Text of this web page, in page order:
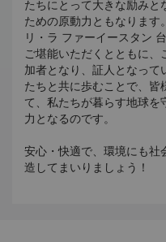
たちにとって大きな励みと
ための原動力ともなりま
リ・ラ ファーイースタン
ご堪能いただくとともに
加者となり、証人となっ
たちと共に歩むことで、皆
て、私たちが暮らす地球を
力となるのです。
安心・快適で、環境にも社
造してまいりましょう！